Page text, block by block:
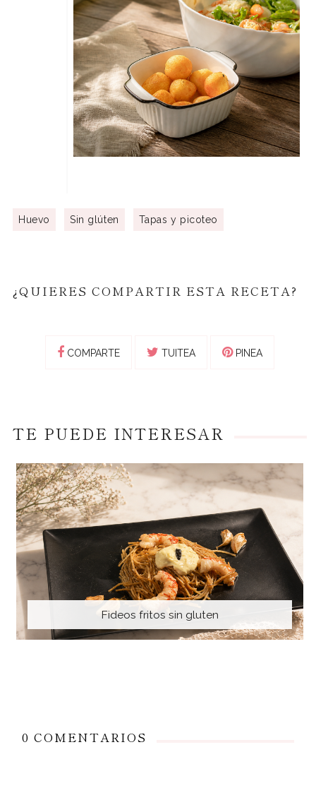
Huevo Sin glúten Tapas y picoteo
¿QUIERES COMPARTIR ESTA RECETA?
COMPARTE TUITEA PINEA
TE PUEDE INTERESAR
Fideos fritos sin gluten
0 COMENTARIOS